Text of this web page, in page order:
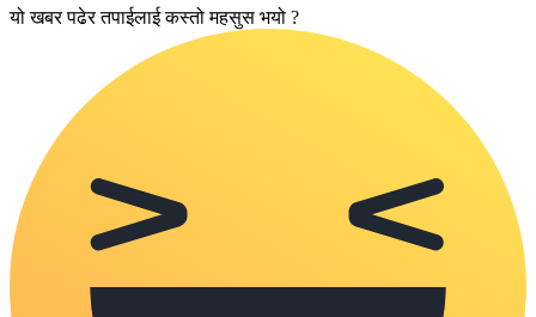
यो खबर पढेर तपाईलाई कस्तो महसुस भयो ?